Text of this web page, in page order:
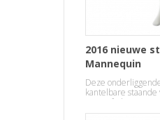
2016 nieuwe
Mannequin
Deze
kantelbare
stoere fashion